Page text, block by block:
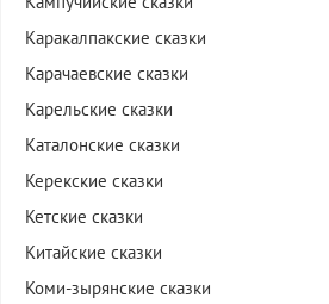
Каракалпакские сказки
Карачаевские сказки
Карельские сказки
Каталонские сказки
Керекские сказки
Кетские сказки
Китайские сказки
Коми-зырянские сказки